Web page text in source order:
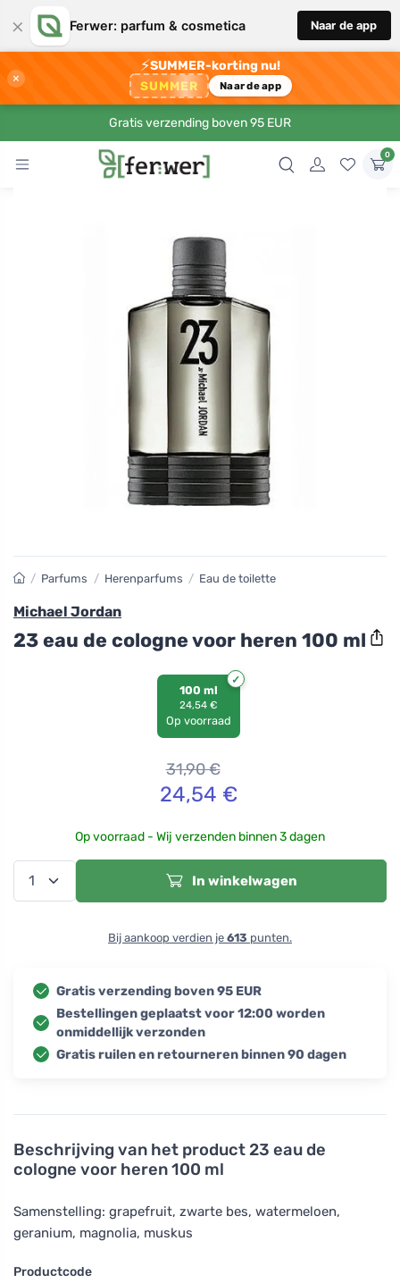
× Ferwer: parfum & cosmetica Naar de app
×
⚡SUMMER-korting nu!
SUMMER Naar de app
Gratis verzending boven 95 EUR
0
Beschrijving van het product23 eau de
cologne voor heren 100 ml
Samenstelling: grapefruit, zwarte bes, watermeloen,
geranium, magnolia, muskus
Productcode
/ Parfums / Herenparfums / Eau de toilette
Michael Jordan
23 eau de cologne voor heren 100 ml
100 ml
24,54 €
Op voorraad
31,90€
24,54 €
Op voorraad - Wij verzenden binnen 3 dagen
In winkelwagen
Bij aankoop verdien je 613 punten.
Gratis verzending boven 95 EUR
Bestellingen geplaatst voor 12:00 worden
onmiddellijk verzonden
Gratis ruilen en retourneren binnen 90 dagen